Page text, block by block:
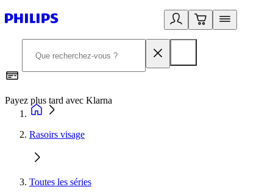
Payez plus tard avec Klarna
Rasoirs visage
Toutes les séries